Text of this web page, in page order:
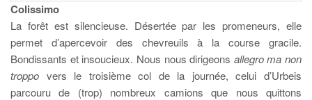
PREV
Colissimo
La forêt est silencieuse. Désertée par les promeneurs, elle
permet d’apercevoir des chevreuils à la course gracile.
Bondissants et insoucieux. Nous nous dirigeons allegro ma non
troppo vers le troisième col de la journée, celui d’Urbeis
parcouru de (trop) nombreux camions que nous quittons